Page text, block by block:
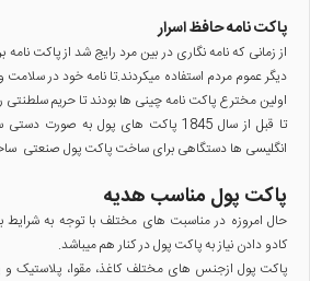
پاکت نامه حافظ اسرار
از زمانی که نامه نگاری در بین مرد رایج شد از پاکت
دیگر عموم مردم استفاده میکردند.تا نامه خود در
اولین مخترع پاکت نامه چینی ها بودند تا حریم سلطنتی
تا قبل از سال 1845 پاکت های پول به
انگلیسی ها دستگاهی برای ساخت پاکت پول صنعتی
پاکت پول مناسب هدیه
حال امروزه در مناسبت های مختلف با توجه به شرایط
کادو دادن نیاز به پاکت پول در کنار هم میباشد.
پاکت پول ازجنس های مختلف کاغذ، مقوا، پلاستیک و